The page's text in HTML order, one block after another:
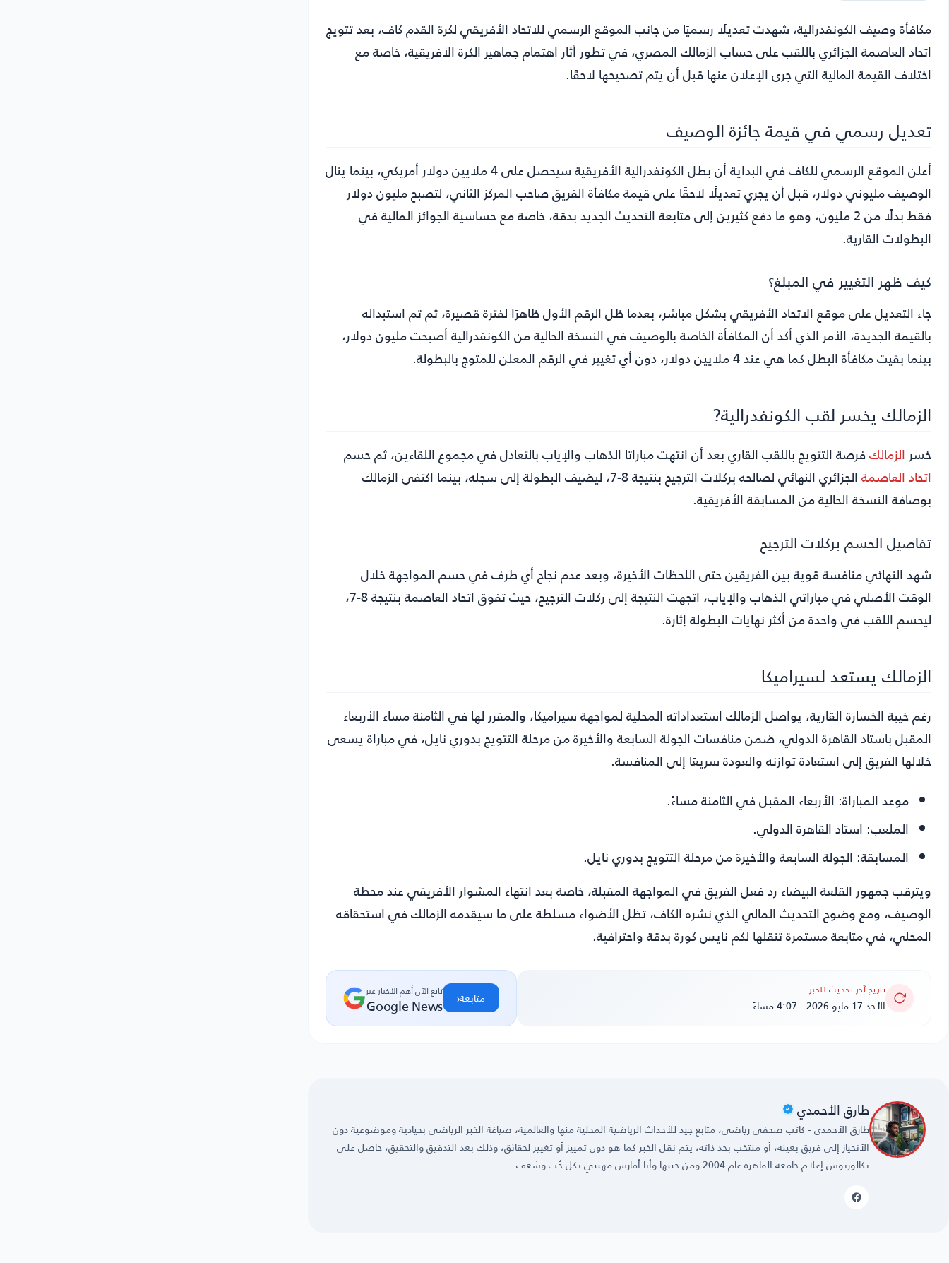
مكافأة وصيف الكونفدرالية، شهدت تعديلًا رسميًا من جانب الموقع الرسمي للاتحاد الأفريقي لكرة القدم كاف، بعد تتويج
اتحاد العاصمة الجزائري باللقب على حساب الزمالك المصري، في تطور أثار اهتمام جماهير الكرة الأفريقية، خاصة مع
اختلاف القيمة المالية التي جرى الإعلان عنها قبل أن يتم تصحيحها لاحقًا.
تعديل رسمي في قيمة جائزة الوصيف
أعلن الموقع الرسمي للكاف في البداية أن بطل الكونفدرالية الأفريقية سيحصل على 4 ملايين دولار أمريكي، بينما ينال
الوصيف مليوني دولار، قبل أن يجري تعديلًا لاحقًا على قيمة مكافأة الفريق صاحب المركز الثاني، لتصبح مليون دولار
فقط بدلًا من 2 مليون، وهو ما دفع كثيرين إلى متابعة التحديث الجديد بدقة، خاصة مع حساسية الجوائز المالية في
البطولات القارية.
كيف ظهر التغيير في المبلغ؟
جاء التعديل على موقع الاتحاد الأفريقي بشكل مباشر، بعدما ظل الرقم الأول ظاهرًا لفترة قصيرة، ثم تم استبداله
بالقيمة الجديدة، الأمر الذي أكد أن المكافأة الخاصة بالوصيف في النسخة الحالية من الكونفدرالية أصبحت مليون دولار،
بينما بقيت مكافأة البطل كما هي عند 4 ملايين دولار، دون أي تغيير في الرقم المعلن للمتوج بالبطولة.
الزمالك يخسر لقب الكونفدرالية?
خسر الزمالكفرصة التتويج باللقب القاري بعد أن انتهت مباراتا الذهاب والإياب بالتعادل في مجموع اللقاءين، ثم حسم
اتحاد العاصمة
الجزائري النهائي لصالحه بركلات الترجيح بنتيجة 8-7، ليضيف البطولة إلى سجله، بينما اكتفى الزمالك
بوصافة النسخة الحالية من المسابقة الأفريقية.
تفاصيل الحسم بركلات الترجيح
شهد النهائي منافسة قوية بين الفريقين حتى اللحظات الأخيرة، وبعد عدم نجاح أي طرف في حسم المواجهة خلال
الوقت الأصلي في مباراتي الذهاب والإياب، اتجهت النتيجة إلى ركلات الترجيح، حيث تفوق اتحاد العاصمة بنتيجة 8-7،
ليحسم اللقب في واحدة من أكثر نهايات البطولة إثارة.
الزمالك يستعد لسيراميكا
رغم خيبة الخسارة القارية، يواصل الزمالك استعداداته المحلية لمواجهة سيراميكا، والمقرر لها في الثامنة مساء الأربعاء
المقبل باستاد القاهرة الدولي، ضمن منافسات الجولة السابعة والأخيرة من مرحلة التتويج بدوري نايل، في مباراة يسعى
خلالها الفريق إلى استعادة توازنه والعودة سريعًا إلى المنافسة.
موعد المباراة: الأربعاء المقبل في الثامنة مساءً.
الملعب: استاد القاهرة الدولي.
المسابقة: الجولة السابعة والأخيرة من مرحلة التتويج بدوري نايل.
ويترقب جمهور القلعة البيضاء رد فعل الفريق في المواجهة المقبلة، خاصة بعد انتهاء المشوار الأفريقي عند محطة
الوصيف، ومع وضوح التحديث المالي الذي نشره الكاف، تظل الأضواء مسلطة على ما سيقدمه الزمالك في استحقاقه
المحلي، في متابعة مستمرة تنقلها لكم نايس كورة بدقة واحترافية.
تاريخ آخر تحديث للخبر
الأحد 17 مايو 2026 - 4:07 مساءً
تابع الآن أهم الأخبار عبر
Google News متابعة‹
طارق الأحمدي
طارق الأحمدي - كاتب صحفي رياضي، متابع جيد للأحداث الرياضية المحلية منها والعالمية، صياغة الخبر الرياضي بحيادية وموضوعية دون
الأنحياز إلى فريق بعينه، أو منتخب بحد ذاته، يتم نقل الخبر كما هو دون تمييز أو تغيير لحقائق، وذلك بعد التدقيق والتحقيق، حاصل على
بكالوريوس إعلام جامعة القاهرة عام 2004 ومن حينها وأنا أمارس مهنتي بكل حُب وشغف.